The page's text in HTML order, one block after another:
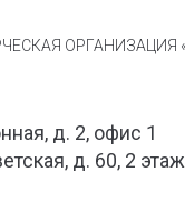
ОРГАНИЗАЦИЯ
д. 2, офис 1
д. 60, 2 этаж